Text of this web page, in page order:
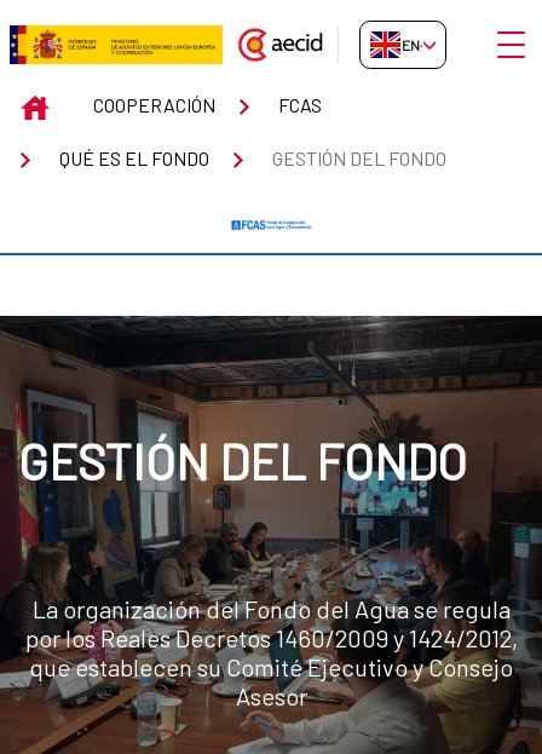
Skip to Main Content
Gestión del Fondo
EN-GB
INICIOCOOPERACIÓN FCAS
QUÉ ES EL FONDO GESTIÓN DEL FONDO
GESTIÓN DEL FONDO
La organización del Fondo del Agua se regula
por los Reales Decretos 1460/2009 y 1424/2012,
que establecen su Comité Ejecutivo y Consejo
Asesor